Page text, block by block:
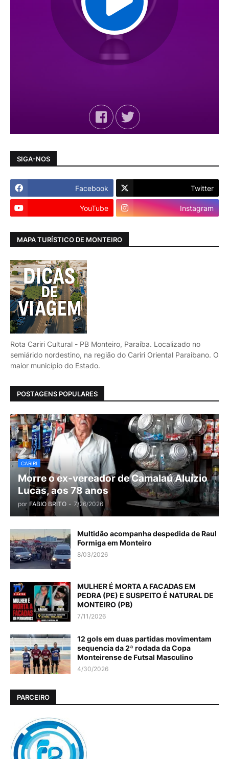
SIGA-NOS
Facebook Twitter
YouTube Instagram
MAPA TURÍSTICO DE MONTEIRO
Rota Cariri Cultural - PB Monteiro, Paraíba. Localizado no
semiárido nordestino, na região do Cariri Oriental Paraibano. O
maior município do Estado.
POSTAGENS POPULARES
CARIRI
Morre o ex-vereador de Camalaú Aluízio
Lucas, aos 78 anos
por FABIO BRITO - 7/26/2026
Multidão acompanha despedida de Raul
Formiga em Monteiro
8/03/2026
MULHER É MORTA A FACADAS EM
PEDRA (PE) E SUSPEITO É NATURAL DE
MONTEIRO (PB)
7/11/2026
12 gols em duas partidas movimentam
sequencia da 2ª rodada da Copa
Monteirense de Futsal Masculino
4/30/2026
PARCEIRO